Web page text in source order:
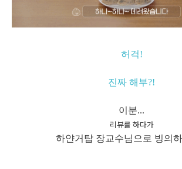
허걱!
진짜 해부?!
이분...
리뷰를 하다가
하얀거탑 장교수님으로 빙의